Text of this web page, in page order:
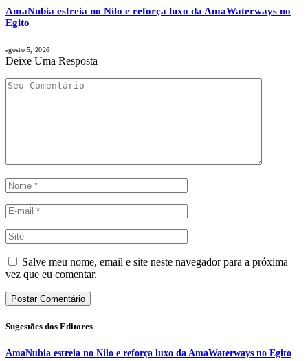
AmaNubia estreia no Nilo e reforça luxo da AmaWaterways no
Egito
agosto 5, 2026
Deixe Uma Resposta
Salve meu nome, email e site neste navegador para a próxima
vez que eu comentar.
Sugestões dos Editores
AmaNubia estreia no Nilo e reforça luxo da AmaWaterways no Egito